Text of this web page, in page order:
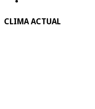
CLIMA ACTUAL